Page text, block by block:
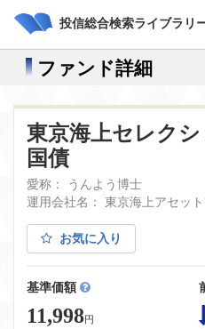
投信総合検索ライブラリ
ファンド詳細
東京海上セレク
国債
愛称： うんよう博士
運用会社名： 東京海上アセッ
お気に入り
基準価額
11,998円